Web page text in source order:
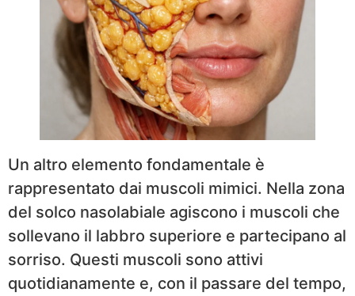
Un altro elemento fondamentale è
rappresentato dai muscoli mimici. Nella zona
del solco nasolabiale agiscono i muscoli che
sollevano il labbro superiore e partecipano al
sorriso. Questi muscoli sono attivi
quotidianamente e, con il passare del tempo,